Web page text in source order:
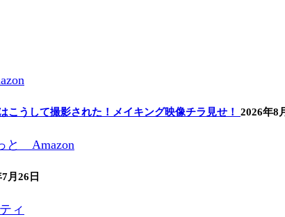
こうして撮影された！メイキング映像チラ見せ！ 2026年8
月26日